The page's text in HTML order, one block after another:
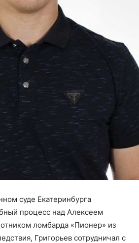
суде Екатеринбурга
процесс над Алексеем
ломбарда «Пионер» из
Григорьев сотрудничал с